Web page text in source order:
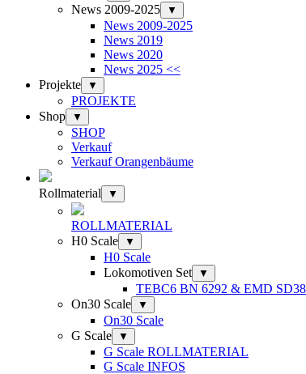
News 2009-2025 ▼
News 2009-2025
News 2019
News 2020
News 2025 <<
Projekte
▼
PROJEKTE
Shop
▼
SHOP
Verkauf
Verkauf Orangenbäume
Rollmaterial ▼
ROLLMATERIAL
H0 Scale
▼
H0 Scale
Lokomotiven Set
▼
TEBC6 BN 6292 & EMD
On30 Scale
▼
On30 Scale
G Scale
▼
G Scale ROLLMATERIAL
G Scale INFOS